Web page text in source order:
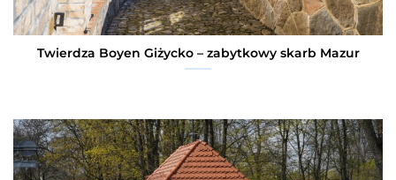
Twierdza Boyen Giżycko – zabytkowy skarb Mazur